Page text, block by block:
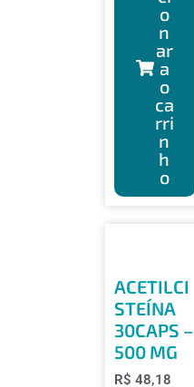
o
n
ar
a
o
ca
rri
n
h
o
ACETILCI
STEÍNA
30CAPS –
500 MG
R$ 48,18